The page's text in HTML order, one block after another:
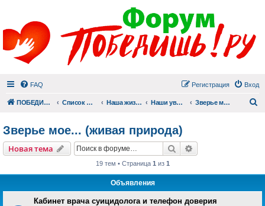
FAQ Вход
Регистрация
ПОБЕДИШЬ.РУ Список форумов Наша жизнь (не всё же о суициде!) Наши увлечения Зверье мое... (живая природа)
Зверье мое... (живая природа)
Новая тема Поиск
19 тем • Страница 1 из 1
Объявления
Кабинет врача суицидолога и телефон доверия